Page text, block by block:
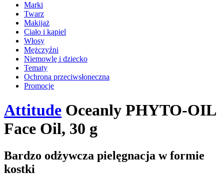
Marki
Twarz
Makijaż
Ciało i kąpiel
Włosy
Mężczyźni
Niemowlę i dziecko
Tematy
Ochrona przeciwsłoneczna
Promocje
Attitude Oceanly PHYTO-OIL
Face Oil, 30 g
Bardzo odżywcza pielęgnacja w formie
kostki